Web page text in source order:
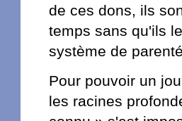
de ces dons, ils
temps sans qu'ils
système de
Pour pouvoir un
les racines